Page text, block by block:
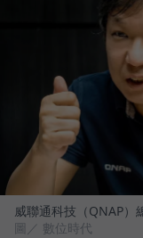
威聯通科技（QNAP）
圖／ 數位時代